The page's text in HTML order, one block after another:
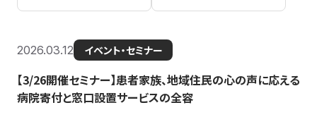
2026.03.12 イベント・セミナー
【3/26開催セミナー】患者家族、地域住民の心の声に応える
病院寄付と窓口設置サービスの全容